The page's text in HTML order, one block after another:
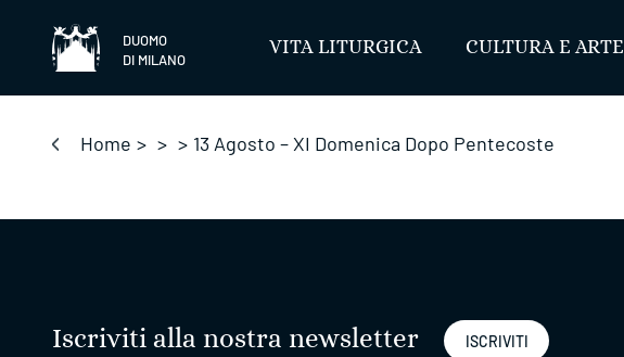
DUOMO
DI MILANO
VITA LITURGICA CULTURA E ARTE
Home > > > 13 Agosto – XI Domenica Dopo Pentecoste
Iscriviti alla nostra newsletter ISCRIVITI